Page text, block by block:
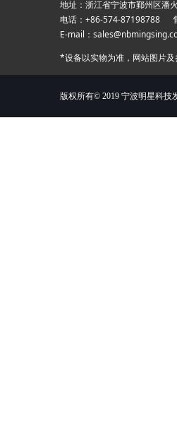
地址：浙江省宁波市鄞州区
电话：+86-574-
E-mail：
*设备以实物为准，网站图片
版权所有© 2019 宁波明星科技